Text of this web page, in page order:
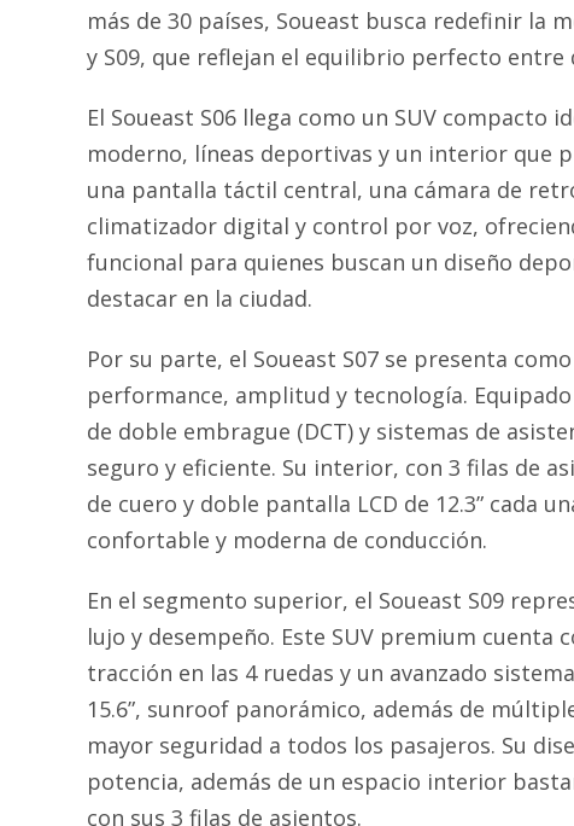
más de 30 países, Soueast busca redefinir la
y S09, que reflejan el equilibrio perfecto
El Soueast S06 llega como un SUV compacto
moderno, líneas deportivas y un interior que
una pantalla táctil central, una cámara de
climatizador digital y control por voz,
funcional para quienes buscan un diseño
destacar en la ciudad.
Por su parte, el Soueast S07 se presenta
performance, amplitud y tecnología.
de doble embrague (DCT) y sistemas de
seguro y eficiente. Su interior, con 3 filas de
de cuero y doble pantalla LCD de 12.3” cada
confortable y moderna de conducción.
En el segmento superior, el Soueast S09
lujo y desempeño. Este SUV premium
tracción en las 4 ruedas y un avanzado
15.6”, sunroof panorámico, además de
mayor seguridad a todos los pasajeros. Su
potencia, además de un espacio interior
con sus 3 filas de asientos.